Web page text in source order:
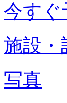
今すぐ
施設・
写真